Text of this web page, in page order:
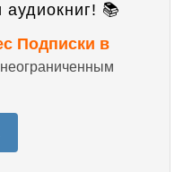
📚
Подписки в